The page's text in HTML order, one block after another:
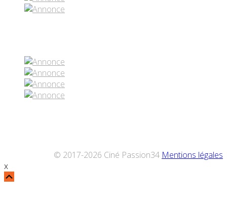
© 2017-2026 Ciné Passion34 Mentions légales
x